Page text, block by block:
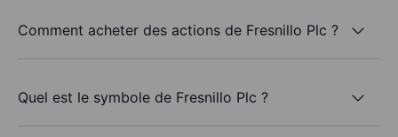
Comment acheter des actions de Fresnillo Plc ?
Quel est le symbole de Fresnillo Plc ?